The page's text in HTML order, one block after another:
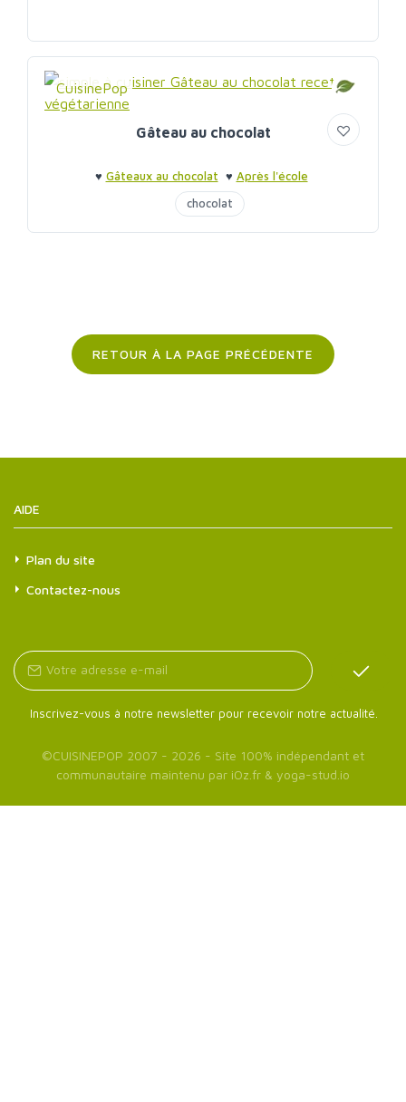
CuisinePop
Gâteau au chocolat
♥ Gâteaux au chocolat ♥ Après l'école
chocolat
RETOUR À LA PAGE PRÉCÉDENTE
AIDE
Plan du site
Contactez-nous
Inscrivez-vous à notre newsletter pour recevoir notre actualité.
©CUISINEPOP 2007 - 2026 - Site 100% indépendant et
communautaire maintenu par iOz.fr & yoga-stud.io